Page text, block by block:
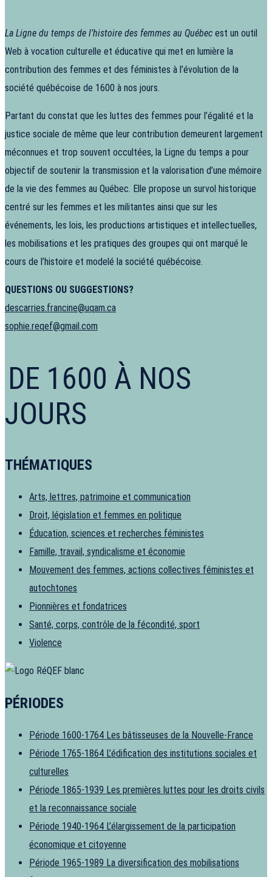
La Ligne du temps de l’histoire des femmes au Québec est un outil
Web à vocation culturelle et éducative qui met en lumière la
contribution des femmes et des féministes à l’évolution de la
société québécoise de 1600 à nos jours.
Partant du constat que les luttes des femmes pour l’égalité et la
justice sociale de même que leur contribution demeurent largement
méconnues et trop souvent occultées, la Ligne du temps a pour
objectif de soutenir la transmission et la valorisation d’une mémoire
de la vie des femmes au Québec. Elle propose un survol historique
centré sur les femmes et les militantes ainsi que sur les
événements, les lois, les productions artistiques et intellectuelles,
les mobilisations et les pratiques des groupes qui ont marqué le
cours de l’histoire et modelé la société québécoise.
QUESTIONS OU SUGGESTIONS?
descarries.francine@uqam.ca
sophie.reqef@gmail.com
DE 1600 À NOS
JOURS
THÉMATIQUES
Arts, lettres, patrimoine et communication
Droit, législation et femmes en politique
Éducation, sciences et recherches féministes
Famille, travail, syndicalisme et économie
Mouvement des femmes, actions collectives féministes et
autochtones
Pionnières et fondatrices
Santé, corps, contrôle de la fécondité, sport
Violence
PÉRIODES
Période 1600-1764 Les bâtisseuses de la Nouvelle-France
Période 1765-1864 L’édification des institutions sociales et
culturelles
Période 1865-1939 Les premières luttes pour les droits civils
et la reconnaissance sociale
Période 1940-1964 L’élargissement de la participation
économique et citoyenne
Période 1965-1989 La diversification des mobilisations